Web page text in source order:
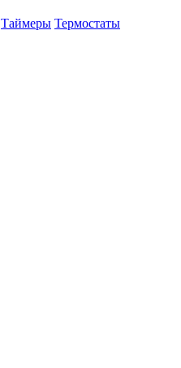
Таймеры Термостаты